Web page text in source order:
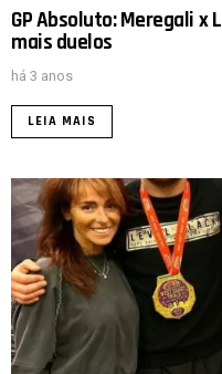
GP Absoluto: Meregali x
mais duelos
há 3 anos
LEIA MAIS